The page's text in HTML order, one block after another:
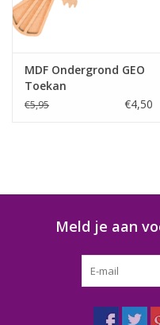
MDF Ondergrond GEO
Toekan
€5,95 €4,50
Meld je aan